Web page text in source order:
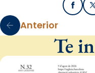
Anterior
Te